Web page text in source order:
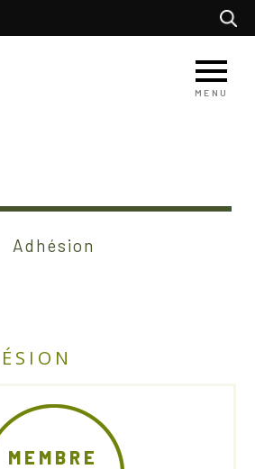
MENU
Adhésion
MEMBRE